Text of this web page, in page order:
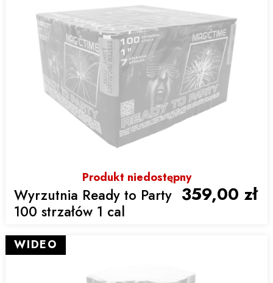
Produkt niedostępny
Wyrzutnia Ready to Party
100 strzałów 1 cal
359,00 zł
WIDEO